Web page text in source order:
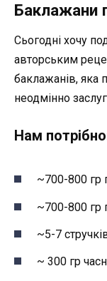
Баклажани
Сьогодні хочу
авторським
баклажанів, яка
неодмінно
Нам
~700-800 гр
~700-800 гр
~5-7
~ 300 гр